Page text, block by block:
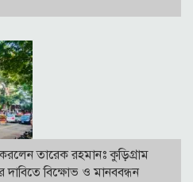
তারেক রহমানঃ কুড়িগ্রাম
দাবিতে বিক্ষোভ ও মানববন্ধন